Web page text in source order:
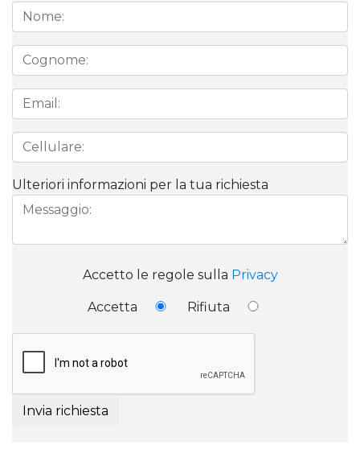
Ulteriori informazioni per la tua richiesta
Accetto le regole sulla Privacy
Accetta Rifiuta
Invia richiesta